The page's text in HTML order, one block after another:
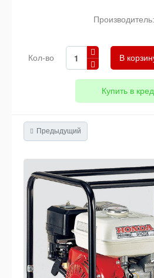
Производитель:
Кол-во
Купить в
Предыдущий